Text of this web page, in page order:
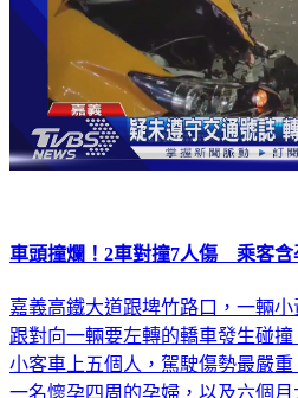
車頭撞爛！2車對撞7人傷 乘客含
嘉義高鐵大道跟埤竹路口，一輛
跟對向一輛要左轉的轎車發生碰
小客車上五個人，駕駛傷勢最嚴
一名懷孕四周的孕婦，以及六個